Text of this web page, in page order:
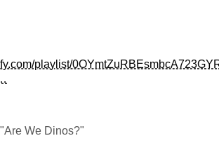
playlist/
We Dinos?"